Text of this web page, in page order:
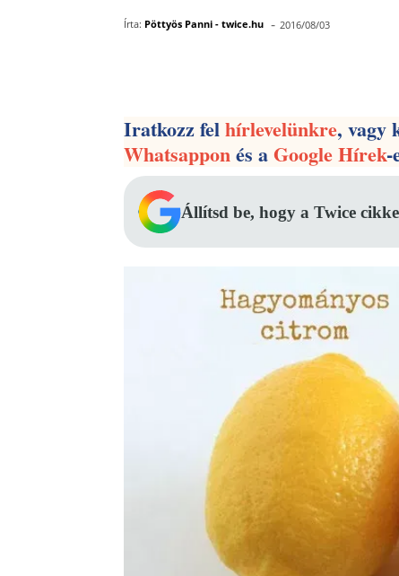
Írta: Pöttyös Panni - twice.hu - 2016/08/03
Iratkozz felhírlevelünkre, vagy
Whatsapponés aGoogle Hírek-
Állítsd be, hogy a Twice